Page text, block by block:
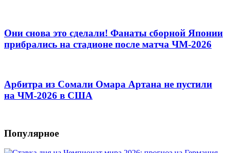
Они снова это сделали! Фанаты сборной Японии
прибрались на стадионе после матча ЧМ-2026
Арбитра из Сомали Омара Артана не пустили
на ЧМ-2026 в США
Популярное